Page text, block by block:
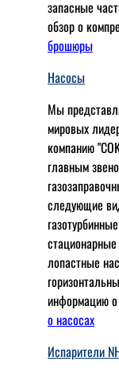
запасные
обзор о
брошюры
Насосы
Мы
мировых
компанию
главным
следующие
лопaстные
информацию
о насосах
Испарители